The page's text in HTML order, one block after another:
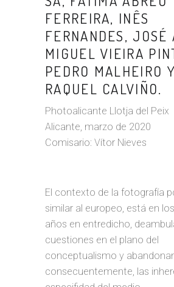
FERREIRA, INÊS
FERNANDES, JOSÉ
MIGUEL VIEIRA
PEDRO MALHEIRO Y
RAQUEL CALVIÑO.
Photoalicante Llotja del Peix
Alicante, marzo de 2020
Comisario: Vítor Nieves
El contexto de la fotografía
similar al europeo, está en
años en entredicho,
cuestiones en el plano del
conceptualismo y
consecuentemente, las